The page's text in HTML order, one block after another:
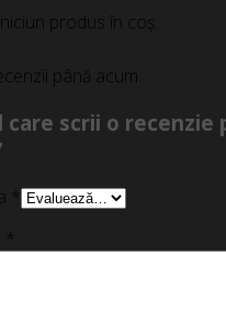
produs în coș.
până acum.
care scrii o recenzie
*
*